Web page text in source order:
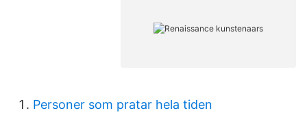
Personer som pratar hela tiden